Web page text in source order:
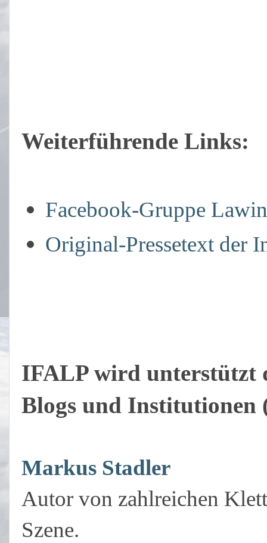
Weiterführende Links:
Facebook-Gruppe
Original-Pressetext der
IFALP wird unterstützt
Blogs und Institutionen
Markus Stadler
Autor von zahlreichen
Szene.